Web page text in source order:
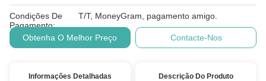
Condições De
Pagamento:
T/T, MoneyGram, pagamento amigo.
Obtenha O Melhor Preço Contacte-Nos
Informações Detalhadas Descrição Do Produto